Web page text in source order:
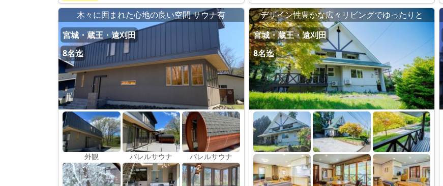
木々に囲まれた心地の良い空間 サウナ有
宮城・蔵王・遠刈田
8名迄
外観 バレルサウナ バレルサウナ
デザイン性豊かな広々リビングでゆったりと
宮城・蔵王・遠刈田
8名迄